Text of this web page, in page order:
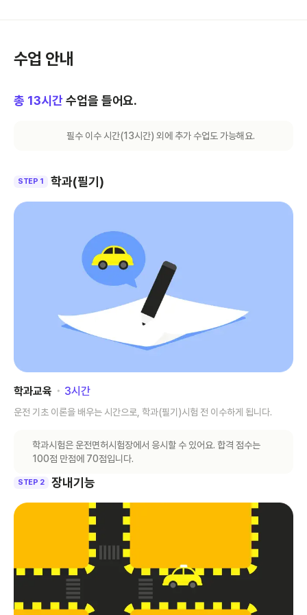
수업 안내
총 13시간 수업을 들어요.
필수 이수 시간(13시간) 외에 추가 수업도 가능해요.
STEP 1 학과(필기)
학과교육 ･ 3시간
운전 기초 이론을 배우는 시간으로, 학과(필기)시험 전 이수하게 됩니다.
학과시험은 운전면허시험장에서 응시할 수 있어요. 합격 점수는
100점 만점에 70점입니다.
STEP 2 장내기능